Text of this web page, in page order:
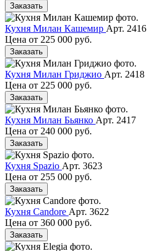
Заказать
Кухня Милан Кашемир Арт. 2416
Цена от 225 000 руб.
Заказать
Кухня Милан Гриджио Арт. 2418
Цена от 225 000 руб.
Заказать
Кухня Милан Бьянко Арт. 2417
Цена от 240 000 руб.
Заказать
Кухня Spazio Арт. 3623
Цена от 255 000 руб.
Заказать
Кухня Candore Арт. 3622
Цена от 360 000 руб.
Заказать